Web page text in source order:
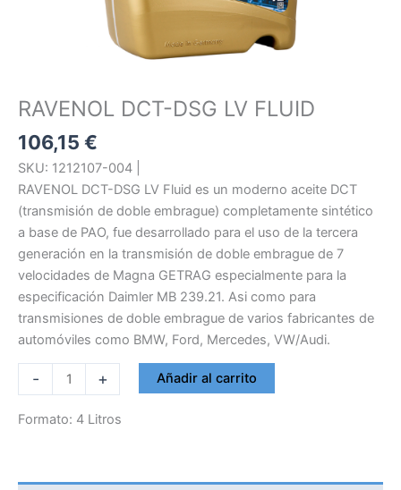
RAVENOL DCT-DSG LV FLUID
106,15 €
SKU: 1212107-004 |
RAVENOL DCT-DSG LV Fluid es un moderno aceite DCT
(transmisión de doble embrague) completamente sintético
a base de PAO, fue desarrollado para el uso de la tercera
generación en la transmisión de doble embrague de 7
velocidades de Magna GETRAG especialmente para la
especificación Daimler MB 239.21. Asi como para
transmisiones de doble embrague de varios fabricantes de
automóviles como BMW, Ford, Mercedes, VW/Audi.
-
RAVENOL
DCT-
DSG
cantidad
+ Añadir al carrito
Formato: 4 Litros